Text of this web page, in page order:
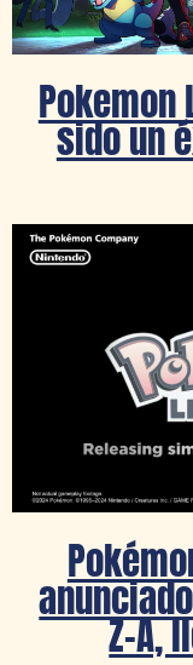
Pokemon
sido un
Z-A,